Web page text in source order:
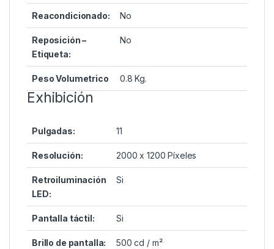
Reacondicionado: No
Reposición –
Etiqueta:
No
Peso Volumetrico 0.8 Kg.
Exhibición
Pulgadas: 11
Resolución: 2000 x 1200 Píxeles
Retroiluminación
LED:
Si
Pantalla táctil: Si
Brillo de pantalla: 500 cd / m²